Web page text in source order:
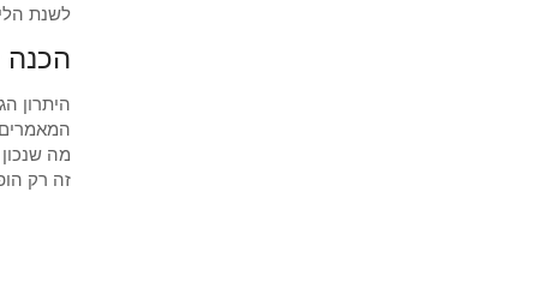
לשנת
היתרון
מה
זה רק